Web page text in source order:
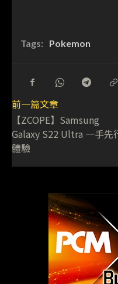
Tags: Pokemon
前一篇文章
【ZCOPE】Samsung
Galaxy S22 Ultra 一手先
體驗